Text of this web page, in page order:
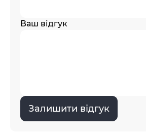
Ваш відгук
Залишити відгук